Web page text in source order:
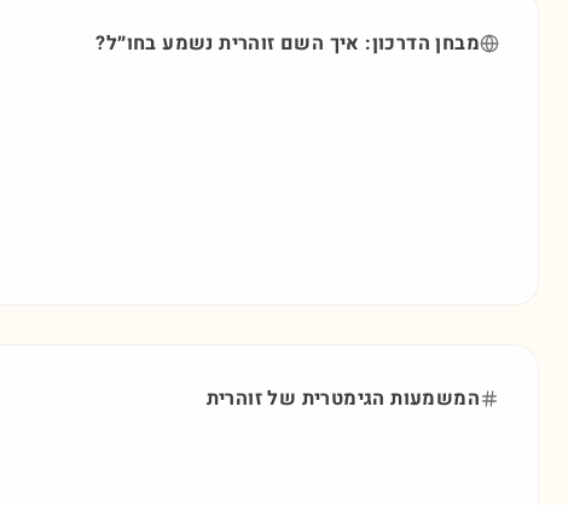
מבחן הדרכון: איך השם זוהריתנשמע בחו״ל?
המשמעות הגימטרית שלזוהרית